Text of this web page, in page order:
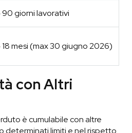
90 giorni lavorativi
18 mesi (max 30 giugno 2026)
con Altri
è cumulabile con altre
determinati limiti e nel rispetto